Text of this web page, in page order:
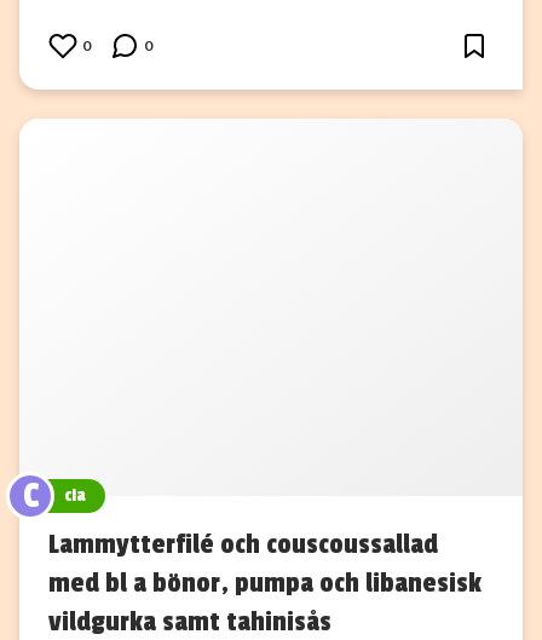
0 0
C cia
Lammytterfilé och couscoussallad
med bl a bönor, pumpa och libanesisk
vildgurka samt tahinisås